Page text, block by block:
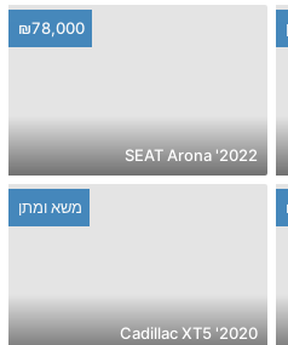
₪78,000
2022' SEAT Arona
משא ומתן
2020' Cadillac XT5